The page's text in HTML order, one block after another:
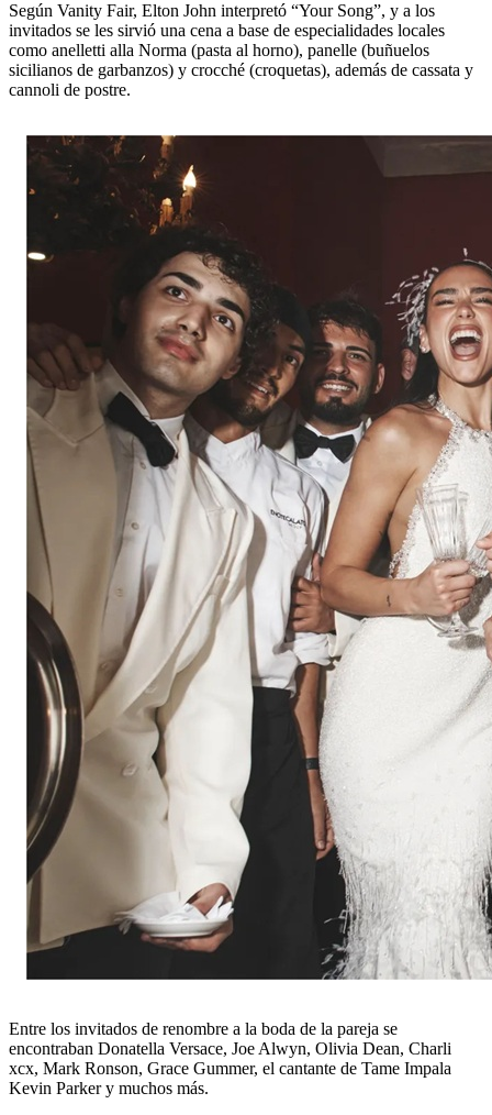
Según Vanity Fair, Elton John interpretó “Your Song”, y a los
invitados se les sirvió una cena a base de especialidades locales
como anelletti alla Norma (pasta al horno), panelle (buñuelos
sicilianos de garbanzos) y crocché (croquetas), además de cassata y
cannoli de postre.
Entre los invitados de renombre a la boda de la pareja se
encontraban Donatella Versace, Joe Alwyn, Olivia Dean, Charli
xcx, Mark Ronson, Grace Gummer, el cantante de Tame Impala
Kevin Parker y muchos más.